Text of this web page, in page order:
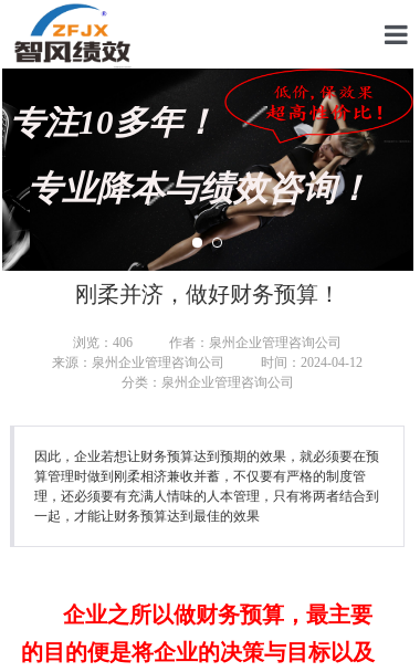
专注10多年！
专业降本与绩效咨询！
首页
关于我
薪酬设
文化绩
刚柔并济，做好财务预算！
浏览： 406
作者：泉州企业管理咨询公司
来源：泉州企业管理咨询公司
时间：2024-04-12
分类：泉州企业管理咨询公司
因此，企业若想让财务预算达到预期的效果，就必须要在预
算管理时做到刚柔相济兼收并蓄，不仅要有严格的制度管
理，还必须要有充满人情味的人本管理，只有将两者结合到
一起，才能让财务预算达到最佳的效果
企业之所以做财务预算，最主要
的目的便是将企业的决策与目标以及